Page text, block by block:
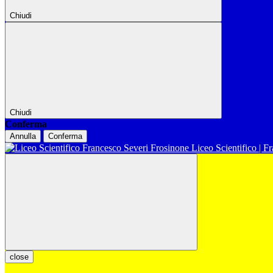
Chiudi
Chiudi
Conferma
Annulla Conferma
Liceo Scientifico |
close